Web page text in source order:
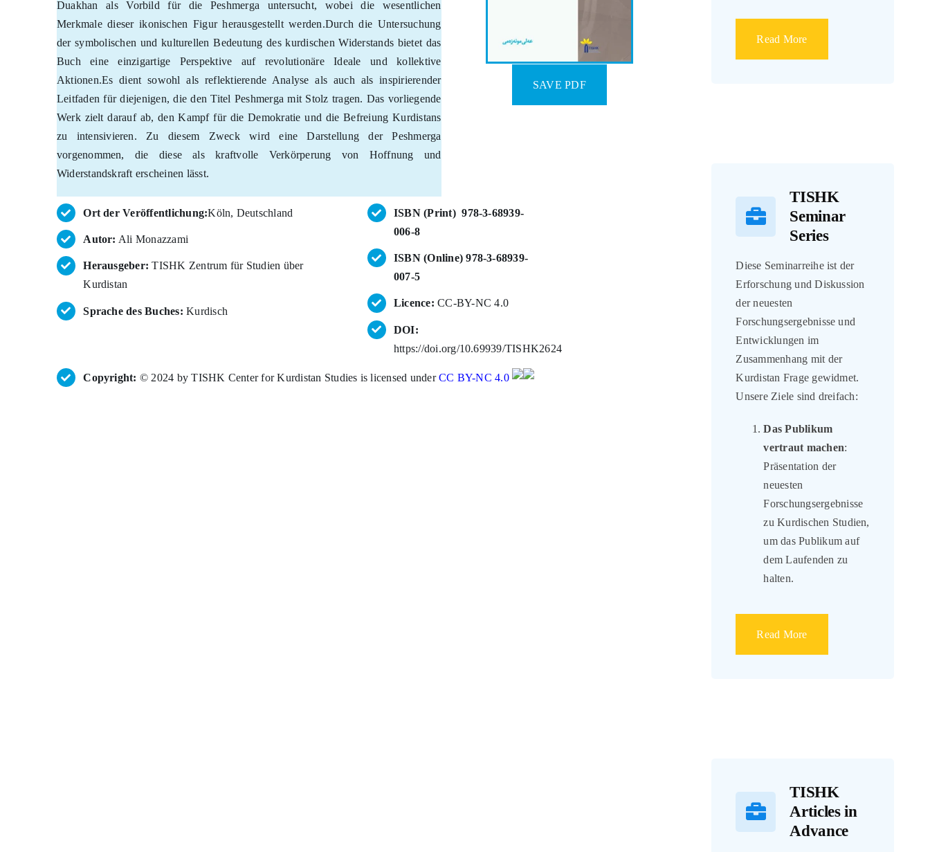
Duakhan als Vorbild für die Peshmerga untersucht, wobei die wesentlichen
Merkmale dieser ikonischen Figur herausgestellt werden.Durch die Untersuchung
der symbolischen und kulturellen Bedeutung des kurdischen Widerstands bietet das
Buch eine einzigartige Perspektive auf revolutionäre Ideale und kollektive
Aktionen.Es dient sowohl als reflektierende Analyse als auch als inspirierender
Leitfaden für diejenigen, die den Titel Peshmerga mit Stolz tragen. Das vorliegende
Werk zielt darauf ab, den Kampf für die Demokratie und die Befreiung Kurdistans
zu intensivieren. Zu diesem Zweck wird eine Darstellung der Peshmerga
vorgenommen, die diese als kraftvolle Verkörperung von Hoffnung und
Widerstandskraft erscheinen lässt.
SAVE PDF
Ort der Veröffentlichung:Köln, Deutschland
Autor: Ali Monazzami
Herausgeber: TISHK Zentrum für Studien über
Kurdistan
Sprache des Buches: Kurdisch
ISBN (Print) 978-3-68939-
006-8
ISBN (Online) 978-3-68939-
007-5
Licence:CC-BY-NC 4.0
DOI:
https://doi.org/10.69939/TISHK2624
Copyright: © 2024 by TISHK Center for Kurdistan Studies is licensed underCC BY-NC 4.0
Read More
TISHK
Seminar
Series
Diese Seminarreihe ist der
Erforschung und Diskussion
der neuesten
Forschungsergebnisse und
Entwicklungen im
Zusammenhang mit der
Kurdistan Frage gewidmet.
Unsere Ziele sind dreifach:
Das Publikum
vertraut machen:
Präsentation der
neuesten
Forschungsergebnisse
zu Kurdischen Studien,
um das Publikum auf
dem Laufenden zu
halten.
Read More
TISHK
Articles in
Advance